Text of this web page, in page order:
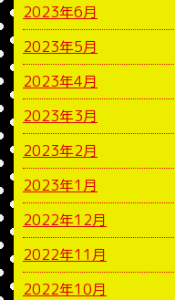
2023年6月
2023年5月
2023年4月
2023年3月
2023年2月
2023年1月
2022年12月
2022年11月
2022年10月